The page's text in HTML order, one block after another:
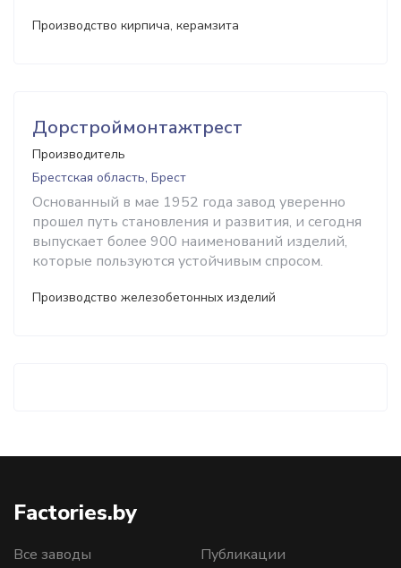
Производство кирпича, керамзита
Дорстроймонтажтрест
Производитель
Брестская область, Брест
Основанный в мае 1952 года завод уверенно
прошел путь становления и развития, и сегодня
выпускает более 900 наименований изделий,
которые пользуются устойчивым спросом.
Производство железобетонных изделий
Factories.by
Все заводы
Публикации